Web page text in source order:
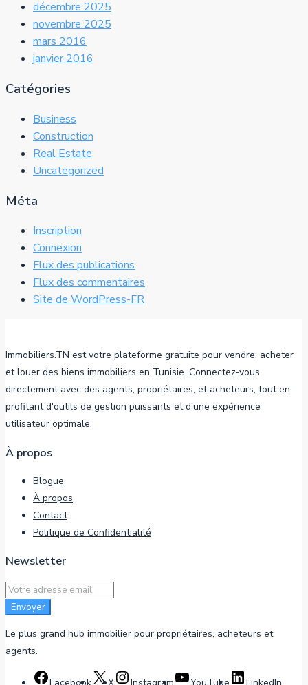
décembre 2025
novembre 2025
mars 2016
janvier 2016
Catégories
Business
Construction
Real Estate
Uncategorized
Méta
Inscription
Connexion
Flux des publications
Flux des commentaires
Site de WordPress-FR
Immobiliers.TN est votre plateforme gratuite pour vendre, acheter
et louer des biens immobiliers en Tunisie. Connectez-vous
directement avec des agents, propriétaires, et acheteurs, tout en
profitant d'outils de gestion puissants et d'une expérience
utilisateur optimale.
À propos
Blogue
À propos
Contact
Politique de Confidentialité
Newsletter
Envoyer
Le plus grand hub immobilier pour propriétaires, acheteurs et
agents.